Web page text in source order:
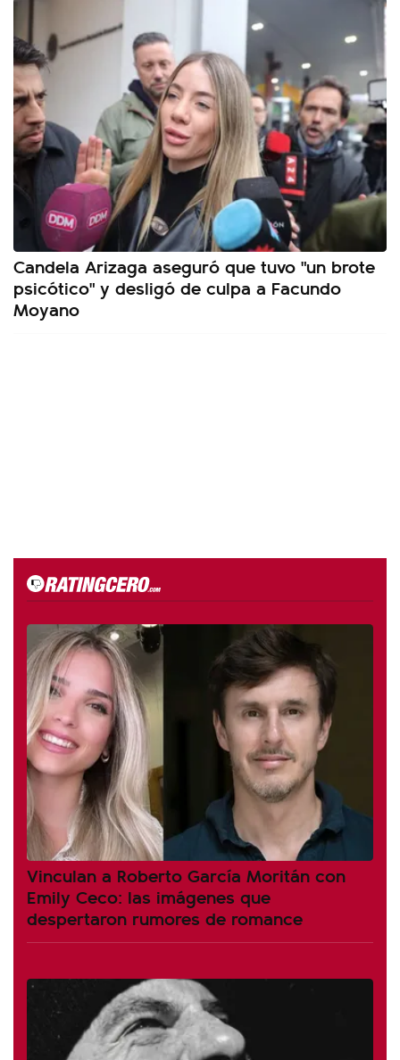
Candela Arizaga aseguró que tuvo "un brote
psicótico" y desligó de culpa a Facundo
Moyano
Vinculan a Roberto García Moritán con
Emily Ceco: las imágenes que
despertaron rumores de romance